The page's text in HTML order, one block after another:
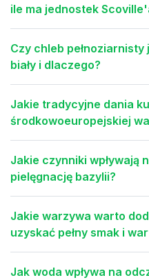
ile ma jednostek
Czy chleb
biały i dlaczego?
Jakie tradycyjne dania
środkowoeuropejskiej
Jakie czynniki wpływają
pielęgnację bazylii?
Jakie warzywa warto
uzyskać pełny smak i
Jak woda wpływa na